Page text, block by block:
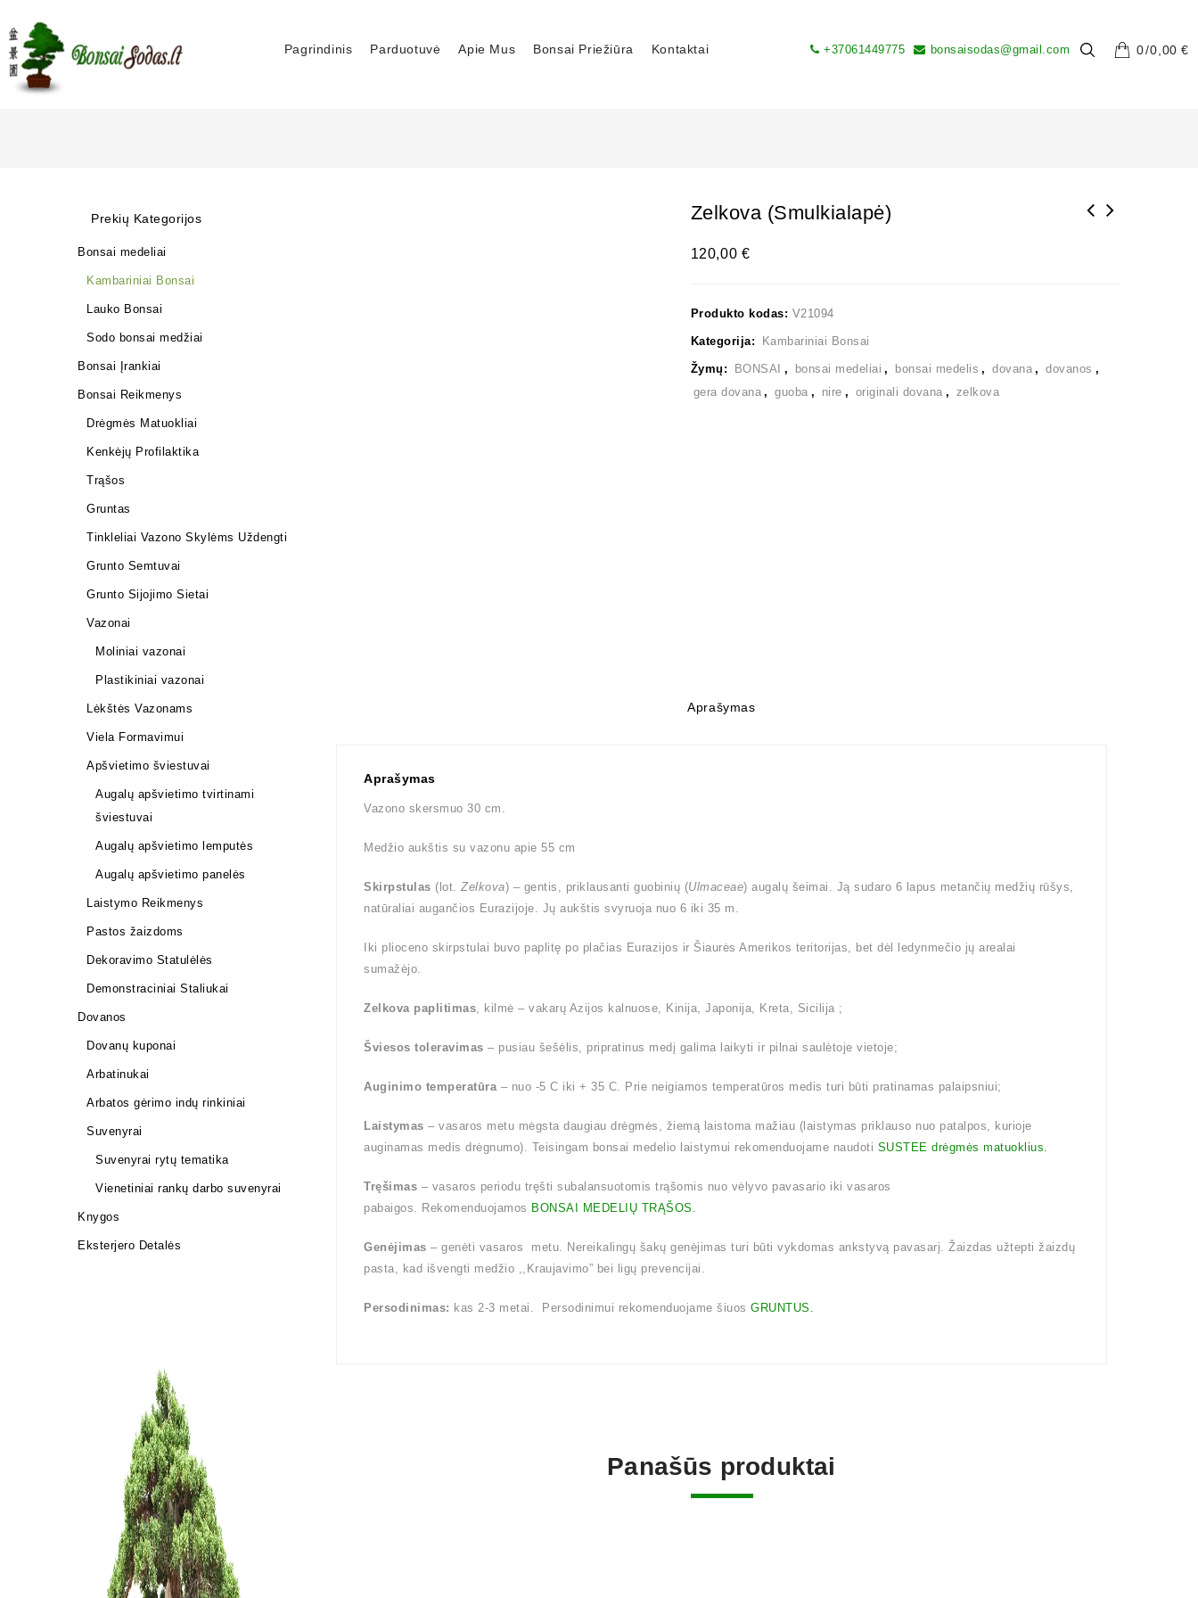
Pagrindinis Parduotuvė Apie Mus Bonsai Priežiūra Kontaktai 0 0,00€
+37061449775 bonsaisodas@gmail.com
Zelkova (smulkialapė)
120,00 €
Produkto kodas: V21094
Kategorija: Kambariniai Bonsai
Žymų: BONSAI , bonsai medeliai , bonsai medelis , dovana , dovanos ,
gera dovana , guoba , nire , originali dovana , zelkova
Aprašymas
Aprašymas
Vazono skersmuo 30 cm.
Medžio aukštis su vazonu apie 55 cm
Skirpstulas (lot. Zelkova) – gentis, priklausanti guobinių (Ulmaceae) augalų šeimai. Ją sudaro 6 lapus metančių medžių rūšys,
natūraliai augančios Eurazijoje. Jų aukštis svyruoja nuo 6 iki 35 m.
Iki plioceno skirpstulai buvo paplitę po plačias Eurazijos ir Šiaurės Amerikos teritorijas, bet dėl ledynmečio jų arealai
sumažėjo.
Zelkova paplitimas, kilmė – vakarų Azijos kalnuose, Kinija, Japonija, Kreta, Sicilija ;
Šviesos toleravimas – pusiau šešėlis, pripratinus medį galima laikyti ir pilnai saulėtoje vietoje;
Auginimo temperatūra– nuo -5 C iki + 35 C. Prie neigiamos temperatūros medis turi būti pratinamas palaipsniui;
Laistymas – vasaros metu mėgsta daugiau drėgmės, žiemą laistoma mažiau (laistymas priklauso nuo patalpos, kurioje
auginamas medis drėgnumo). Teisingam bonsai medelio laistymui rekomenduojame naudoti SUSTEE drėgmės matuoklius.
Tręšimas – vasaros periodu tręšti subalansuotomis trąšomis nuo vėlyvo pavasario iki vasaros
pabaigos. Rekomenduojamos BONSAI MEDELIŲ TRĄŠOS.
Genėjimas – genėti vasaros metu. Nereikalingų šakų genėjimas turi būti vykdomas ankstyvą pavasarį. Žaizdas užtepti žaizdų
pasta, kad išvengti medžio ,,Kraujavimo” bei ligų prevencijai.
Persodinimas: kas 2-3 metai. Persodinimui rekomenduojame šiuos GRUNTUS.
Panašūs produktai
Prekių Kategorijos
Bonsai medeliai
Kambariniai Bonsai
Lauko Bonsai
Sodo bonsai medžiai
Bonsai Įrankiai
Bonsai Reikmenys
Drėgmės Matuokliai
Kenkėjų Profilaktika
Trąšos
Gruntas
Tinkleliai Vazono Skylėms Uždengti
Grunto Semtuvai
Grunto Sijojimo Sietai
Vazonai
Moliniai vazonai
Plastikiniai vazonai
Lėkštės Vazonams
Viela Formavimui
Apšvietimo šviestuvai
Augalų apšvietimo tvirtinami
šviestuvai
Augalų apšvietimo lemputės
Augalų apšvietimo panelės
Laistymo Reikmenys
Pastos žaizdoms
Dekoravimo Statulėlės
Demonstraciniai Staliukai
Dovanos
Dovanų kuponai
Arbatinukai
Arbatos gėrimo indų rinkiniai
Suvenyrai
Suvenyrai rytų tematika
Vienetiniai rankų darbo suvenyrai
Knygos
Eksterjero Detalės